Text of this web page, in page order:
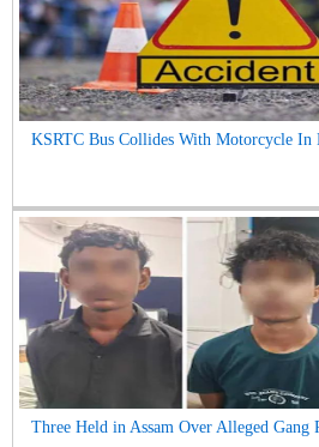
KSRTC Bus Collides With Motorcycle In
Three Held in Assam Over Alleged Gang